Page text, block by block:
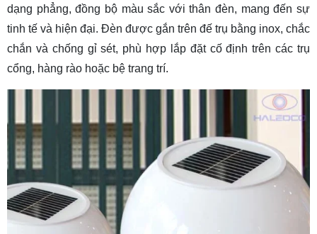
dạng phẳng, đồng bộ màu sắc với thân đèn, mang đến sự
tinh tế và hiện đại. Đèn được gắn trên đế trụ bằng inox, chắc
chắn và chống gỉ sét, phù hợp lắp đặt cố định trên các trụ
cổng, hàng rào hoặc bệ trang trí.